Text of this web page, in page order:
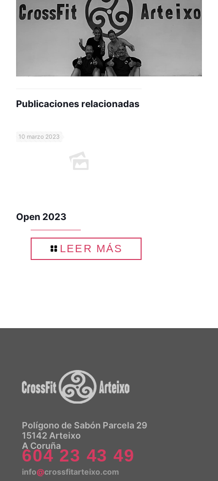
Publicaciones relacionadas
10 marzo 2023
Open 2023
LEER MÁS
Polígono de Sabón Parcela 29
15142 Arteixo
A Coruña
604 23 43 49
info@crossfitarteixo.com